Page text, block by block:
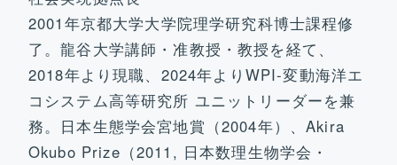
2001年京都大学大学院理学研究科博士課程修
了。龍谷大学講師・准教授・教授を経て、
2018年より現職、2024年よりWPI-変動海洋エ
コシステム高等研究所 ユニットリーダーを兼
務。日本生態学会宮地賞（2004年）、Akira
Okubo Prize（2011, 日本数理生物学会・